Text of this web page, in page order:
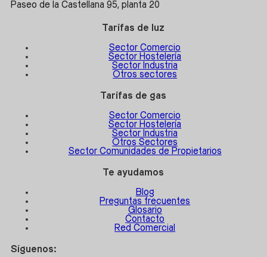
Paseo de la Castellana 95, planta 20
Tarifas de luz
Sector Comercio
Sector Hostelería
Sector Industria
Otros sectores
Tarifas de gas
Sector Comercio
Sector Hostelería
Sector Industria
Otros Sectores
Sector Comunidades de Propietarios
Te ayudamos
Blog
Preguntas frecuentes
Glosario
Contacto
Red Comercial
Síguenos: